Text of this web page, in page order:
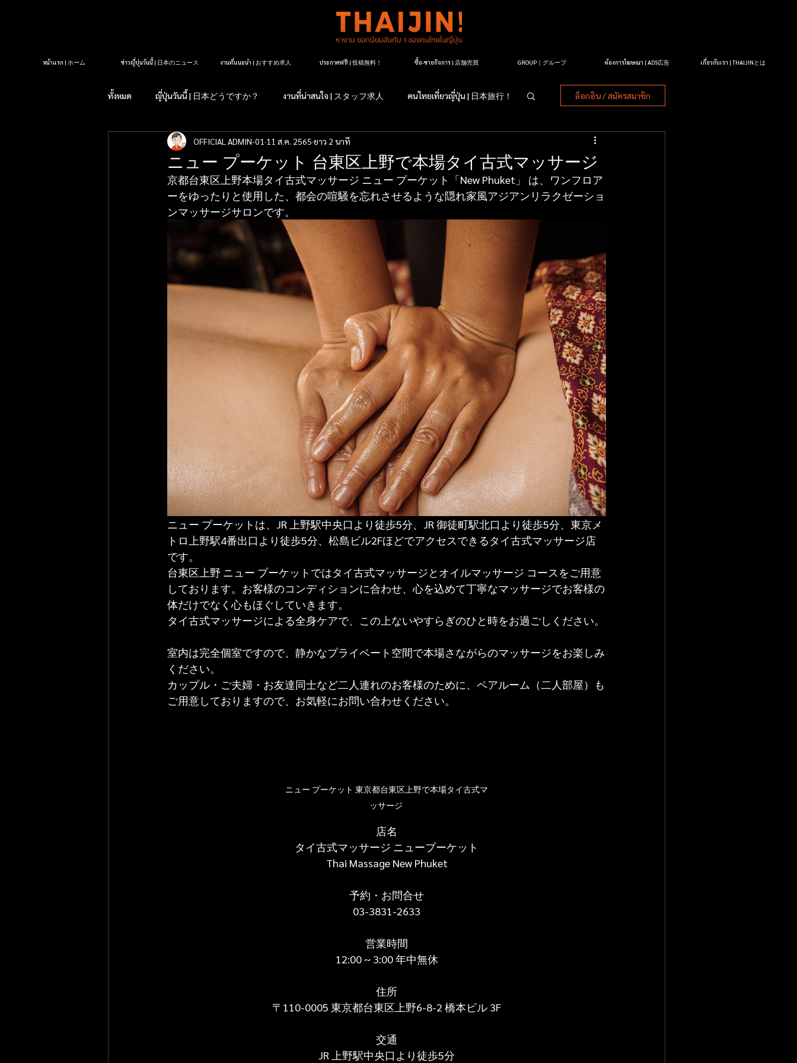
หน้าแรก | ホーム ข่าวญี่ปุ่นวันนี้ | 日本のニュース งานที่แนะนำ | おすすめ求人 ประกาศฟรี! | 投稿無料！ ซื้อ-ขายกิจการ | 店舗売買 GROUP｜グループ ต้องการโฆษณา | ADS広告 เกี่ยวกับเรา | THAIJINとは
ทั้งหมด ญี่ปุ่นวันนี้ | 日本どうですか？ งานที่น่าสนใจ | スタッフ求人 คนไทยเที่ยวญี่ปุ่น | 日本旅行！
รู้หรือไม่?ในญี่ปุ่น| 知っていますか？日本のこと マッサージ紹介
タイクラブ紹介 アロママッサージ店紹介 マッサージについて タイランドについて
ล็อกอิน / สมัครสมาชิก
ニュー プーケット 台東区上野で本場タイ古式マッサージ
OFFICIAL ADMIN-01 11 ส.ค. 2565 ยาว 2 นาที
京都台東区上野本場タイ古式マッサージ ニュー プーケット「New Phuket」 は、ワンフロア
ーをゆったりと使用した、都会の喧騒を忘れさせるような隠れ家風アジアンリラクゼーショ
ンマッサージサロンです。
ニュー プーケットは、JR 上野駅中央口より徒歩5分、JR 御徒町駅北口より徒歩5分、東京メ
トロ上野駅4番出口より徒歩5分、松島ビル2Fほどでアクセスできるタイ古式マッサージ店
です。
台東区上野 ニュー プーケットではタイ古式マッサージとオイルマッサージ コースをご用意
しております。お客様のコンディションに合わせ、心を込めて丁寧なマッサージでお客様の
体だけでなく心もほぐしていきます。
タイ古式マッサージによる全身ケアで、この上ないやすらぎのひと時をお過ごしください。
室内は完全個室ですので、静かなプライベート空間で本場さながらのマッサージをお楽しみ
ください。
カップル・ご夫婦・お友達同士など二人連れのお客様のために、ペアルーム（二人部屋）も
ご用意しておりますので、お気軽にお問い合わせください。
ニュー プーケット 東京都台東区上野で本場タイ古式マ
ッサージ
店名
タイ古式マッサージ ニュープーケット
Thai Massage New Phuket
予約・お問合せ
03-3831-2633
営業時間
12:00 ~ 3:00 年中無休
住所
〒110-0005 東京都台東区上野6-8-2 橋本ビル 3F
交通
JR 上野駅中央口より徒歩5分